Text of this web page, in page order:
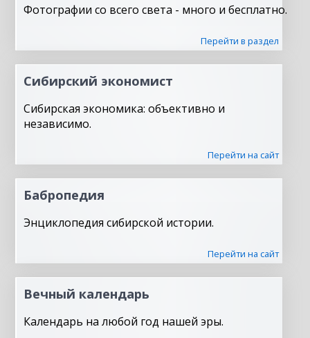
Фотографии со всего света - много и бесплатно.
Перейти в раздел
Сибирский экономист
Сибирская экономика: объективно и
независимо.
Перейти на сайт
Бабропедия
Энциклопедия сибирской истории.
Перейти на сайт
Вечный календарь
Календарь на любой год нашей эры.